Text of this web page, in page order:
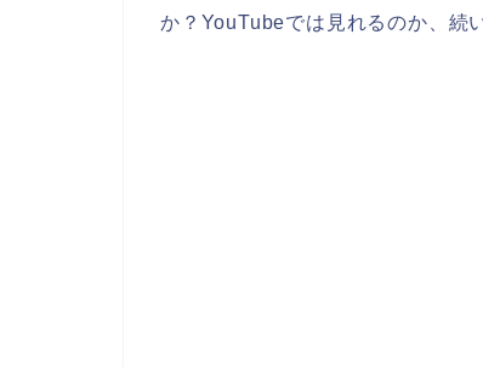
か？YouTubeでは見れるのか、続